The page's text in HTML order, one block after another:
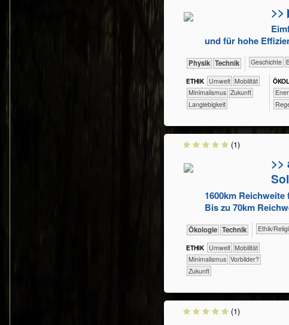
>>
und für hohe
​​​​​​Physik ​Technik ​​​​​​​​Geschichte
ETHIK ​​​​​Umwelt ​​​Mobilität
​​Minimalismus ​Zukunft
Langlebigkeit
1600km Reichweite
Bis zu 70km
​​​​​​​Ökologie ​Technik ​​​​​​​​​​Ethik/​
ETHIK ​​​​​Umwelt ​​​Mobilität
​​Minimalismus ​​Vorbilder?
​Zukunft
(1)
(1)